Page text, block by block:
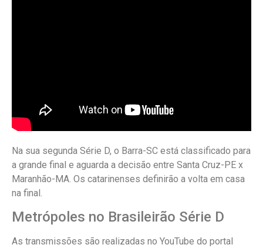
Na sua segunda Série D, o Barra-SC está classificado para
a grande final e aguarda a decisão entre Santa Cruz-PE x
Maranhão-MA. Os catarinenses definirão a volta em casa
na final.
Metrópoles no Brasileirão Série D
As transmissões são realizadas no YouTube do portal